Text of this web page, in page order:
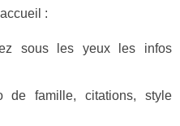
:
sous les yeux les infos
de famille, citations, style